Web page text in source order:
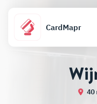
CardMapr
40